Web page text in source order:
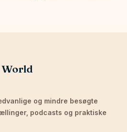
World
og mindre besøgte
podcasts og praktiske